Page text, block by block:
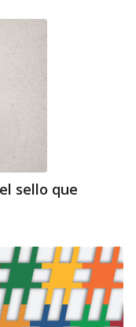
sello que